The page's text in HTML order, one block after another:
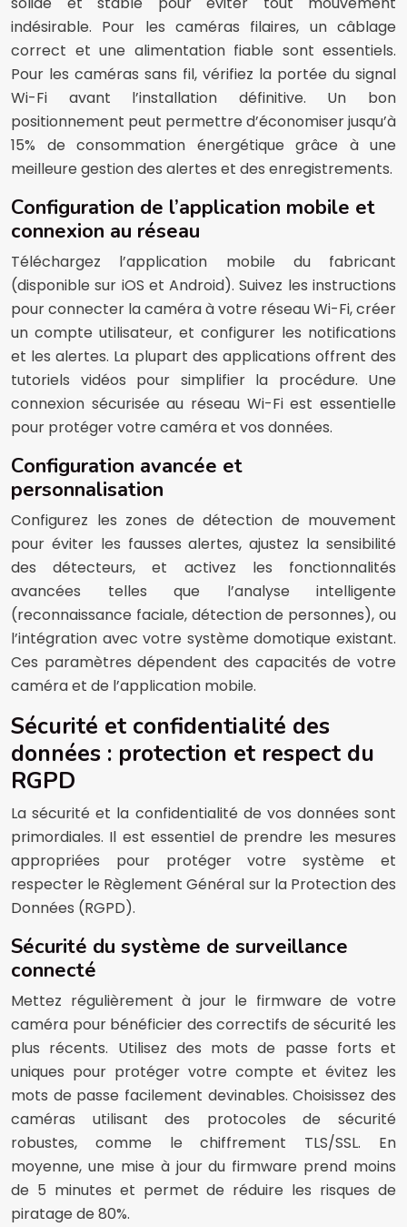
indésirable. Pour les caméras filaires, un câblage
correct et une alimentation fiable sont essentiels.
Pour les caméras sans fil, vérifiez la portée du signal
Wi-Fi avant l’installation définitive. Un bon
positionnement peut permettre d’économiser jusqu’à
15% de consommation énergétique grâce à une
meilleure gestion des alertes et des enregistrements.
Configuration de l’application mobile et
connexion au réseau
Téléchargez l’application mobile du fabricant
(disponible sur iOS et Android). Suivez les instructions
pour connecter la caméra à votre réseau Wi-Fi, créer
un compte utilisateur, et configurer les notifications
et les alertes. La plupart des applications offrent des
tutoriels vidéos pour simplifier la procédure. Une
connexion sécurisée au réseau Wi-Fi est essentielle
pour protéger votre caméra et vos données.
Configuration avancée et
personnalisation
Configurez les zones de détection de mouvement
pour éviter les fausses alertes, ajustez la sensibilité
des détecteurs, et activez les fonctionnalités
avancées telles que l’analyse intelligente
(reconnaissance faciale, détection de personnes), ou
l’intégration avec votre système domotique existant.
Ces paramètres dépendent des capacités de votre
caméra et de l’application mobile.
Sécurité et confidentialité des
données : protection et respect du
RGPD
La sécurité et la confidentialité de vos données sont
primordiales. Il est essentiel de prendre les mesures
appropriées pour protéger votre système et
respecter le Règlement Général sur la Protection des
Données (RGPD).
Sécurité du système de surveillance
connecté
Mettez régulièrement à jour le firmware de votre
caméra pour bénéficier des correctifs de sécurité les
plus récents. Utilisez des mots de passe forts et
uniques pour protéger votre compte et évitez les
mots de passe facilement devinables. Choisissez des
caméras utilisant des protocoles de sécurité
robustes, comme le chiffrement TLS/SSL. En
moyenne, une mise à jour du firmware prend moins
de 5 minutes et permet de réduire les risques de
piratage de 80%.